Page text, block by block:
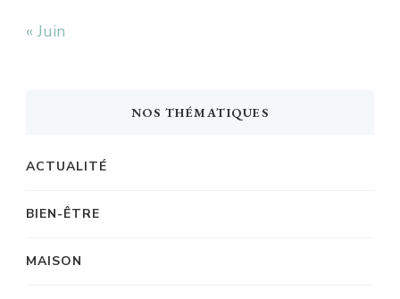
« Juin
NOS THÉMATIQUES
ACTUALITÉ
BIEN-ÊTRE
MAISON